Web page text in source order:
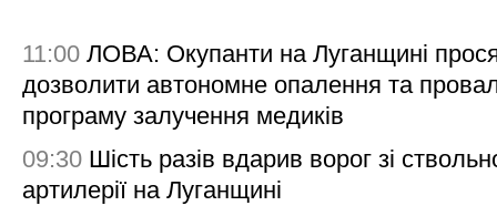
11:00 ЛОВА: Окупанти на Луганщині
дозволити автономне опалення та
програму залучення медиків
09:30 Шість разів вдарив ворог зі
артилерії на Луганщині